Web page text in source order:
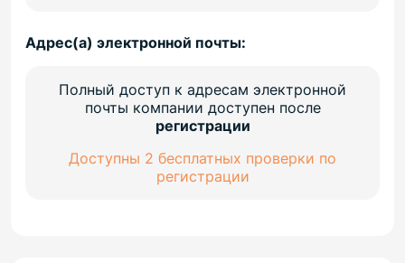
Адрес(а) электронной почты:
Полный доступ к адресам электронной
почты компании доступен после
регистрации
Доступны 2 бесплатных проверки по
регистрации